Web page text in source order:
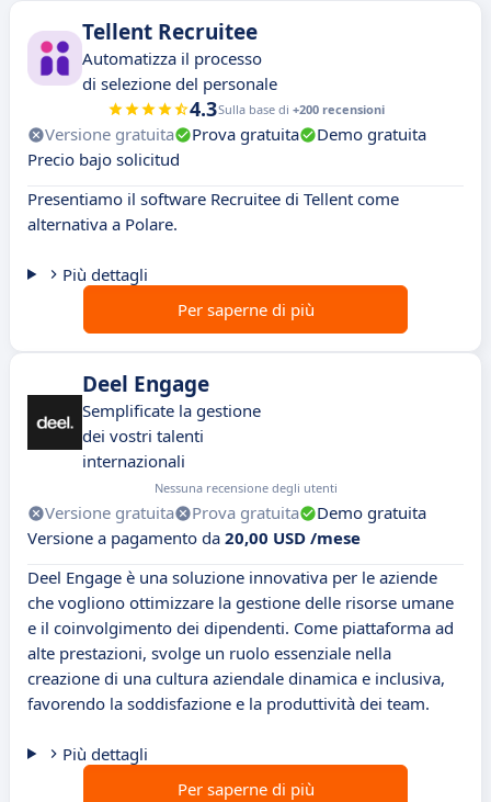
Tellent Recruitee
Automatizza il processo
di selezione del personale
4.3Sulla base di +200 recensioni
Versione gratuita Prova gratuita
Demo gratuita
Precio bajo solicitud
Presentiamo il software Recruitee di Tellent come
alternativa a Polare.
Più dettagli
Per saperne di più
Deel Engage
Semplificate la gestione
dei vostri talenti
internazionali
Nessuna recensione degli utenti
Versione gratuita Prova gratuita
Demo gratuita
Versione a pagamento da 20,00 USD /mese
Deel Engage è una soluzione innovativa per le aziende
che vogliono ottimizzare la gestione delle risorse umane
e il coinvolgimento dei dipendenti. Come piattaforma ad
alte prestazioni, svolge un ruolo essenziale nella
creazione di una cultura aziendale dinamica e inclusiva,
favorendo la soddisfazione e la produttività dei team.
Più dettagli
Per saperne di più